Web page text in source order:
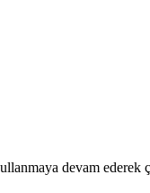
devam ederek